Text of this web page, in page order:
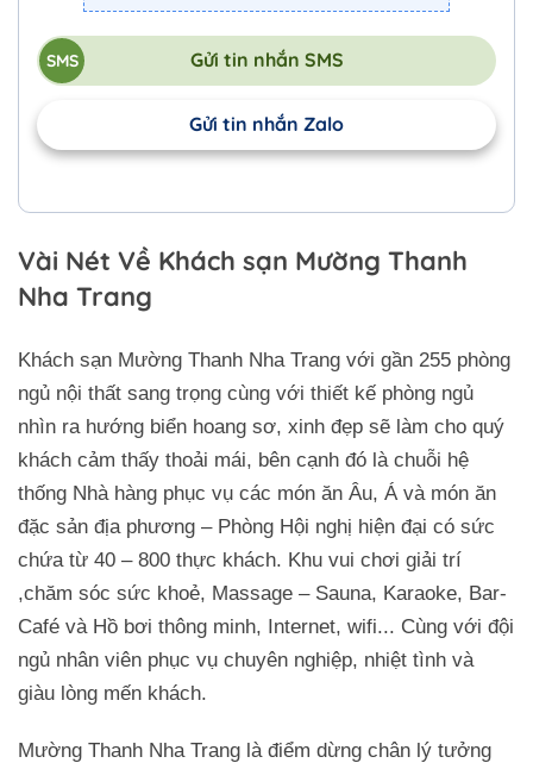
Gửi tin nhắn SMS
Gửi tin nhắn Zalo
Vài Nét Về Khách sạn Mường Thanh
Nha Trang
Khách sạn Mường Thanh Nha Trang với gần 255 phòng
ngủ nội thất sang trọng cùng với thiết kế phòng ngủ
nhìn ra hướng biển hoang sơ, xinh đẹp sẽ làm cho quý
khách cảm thấy thoải mái, bên cạnh đó là chuỗi hệ
thống Nhà hàng phục vụ các món ăn Âu, Á và món ăn
đặc sản địa phương – Phòng Hội nghị hiện đại có sức
chứa từ 40 – 800 thực khách. Khu vui chơi giải trí
,chăm sóc sức khoẻ, Massage – Sauna, Karaoke, Bar-
Café và Hồ bơi thông minh, Internet, wifi... Cùng với đội
ngủ nhân viên phục vụ chuyên nghiệp, nhiệt tình và
giàu lòng mến khách.
Mường Thanh Nha Trang là điểm dừng chân lý tưởng